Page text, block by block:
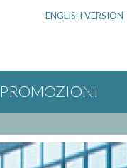
ENGLISH VERSION
PROMOZIONI